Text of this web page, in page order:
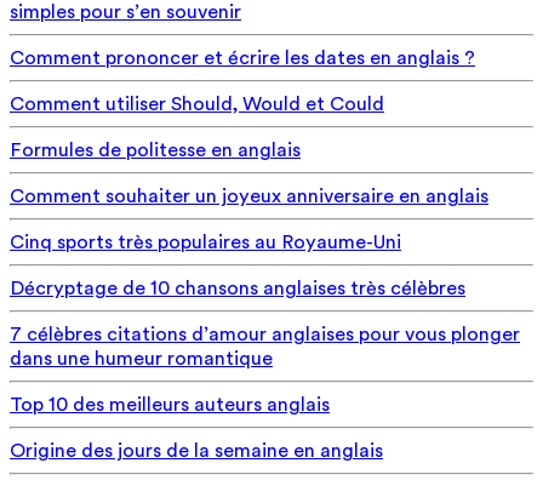
simples pour s’en souvenir
Comment prononcer et écrire les dates en anglais ?
Comment utiliser Should, Would et Could
Formules de politesse en anglais
Comment souhaiter un joyeux anniversaire en anglais
Cinq sports très populaires au Royaume-Uni
Décryptage de 10 chansons anglaises très célèbres
7 célèbres citations d’amour anglaises pour vous plonger
dans une humeur romantique
Top 10 des meilleurs auteurs anglais
Origine des jours de la semaine en anglais